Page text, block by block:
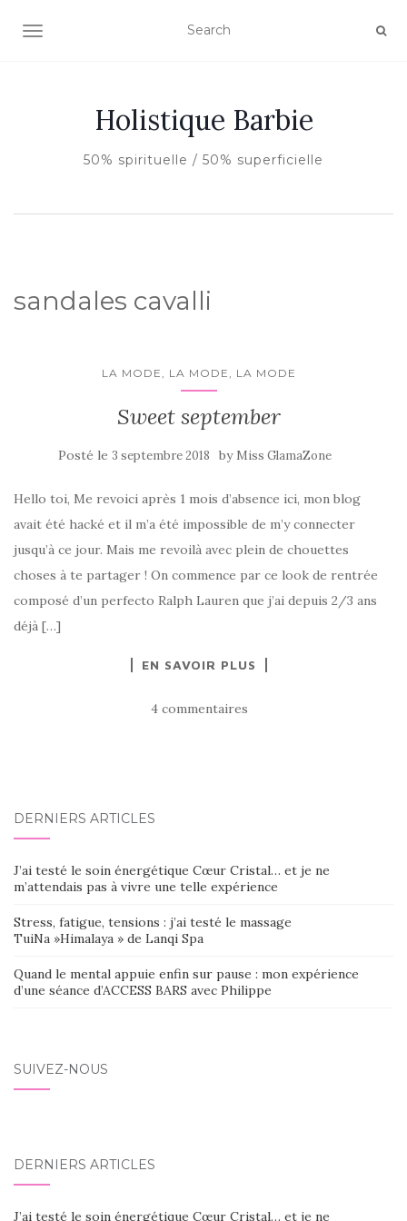
AFFICHER/MASQUER LA NAVIGATION
Holistique Barbie
50% spirituelle / 50% superficielle
sandales cavalli
LA MODE, LA MODE, LA MODE
Sweet september
Posté le 3 septembre 2018 by Miss GlamaZone
Hello toi, Me revoici après 1 mois d’absence ici, mon blog
avait été hacké et il m’a été impossible de m’y connecter
jusqu’à ce jour. Mais me revoilà avec plein de chouettes
choses à te partager ! On commence par ce look de rentrée
composé d’un perfecto Ralph Lauren que j’ai depuis 2/3 ans
déjà […]
EN SAVOIR PLUS
4 commentaires
DERNIERS ARTICLES
J’ai testé le soin énergétique Cœur Cristal… et je ne
m’attendais pas à vivre une telle expérience
Stress, fatigue, tensions : j’ai testé le massage
TuiNa »Himalaya » de Lanqi Spa
Quand le mental appuie enfin sur pause : mon expérience
d’une séance d’ACCESS BARS avec Philippe
SUIVEZ-NOUS
DERNIERS ARTICLES
J’ai testé le soin énergétique Cœur Cristal… et je ne